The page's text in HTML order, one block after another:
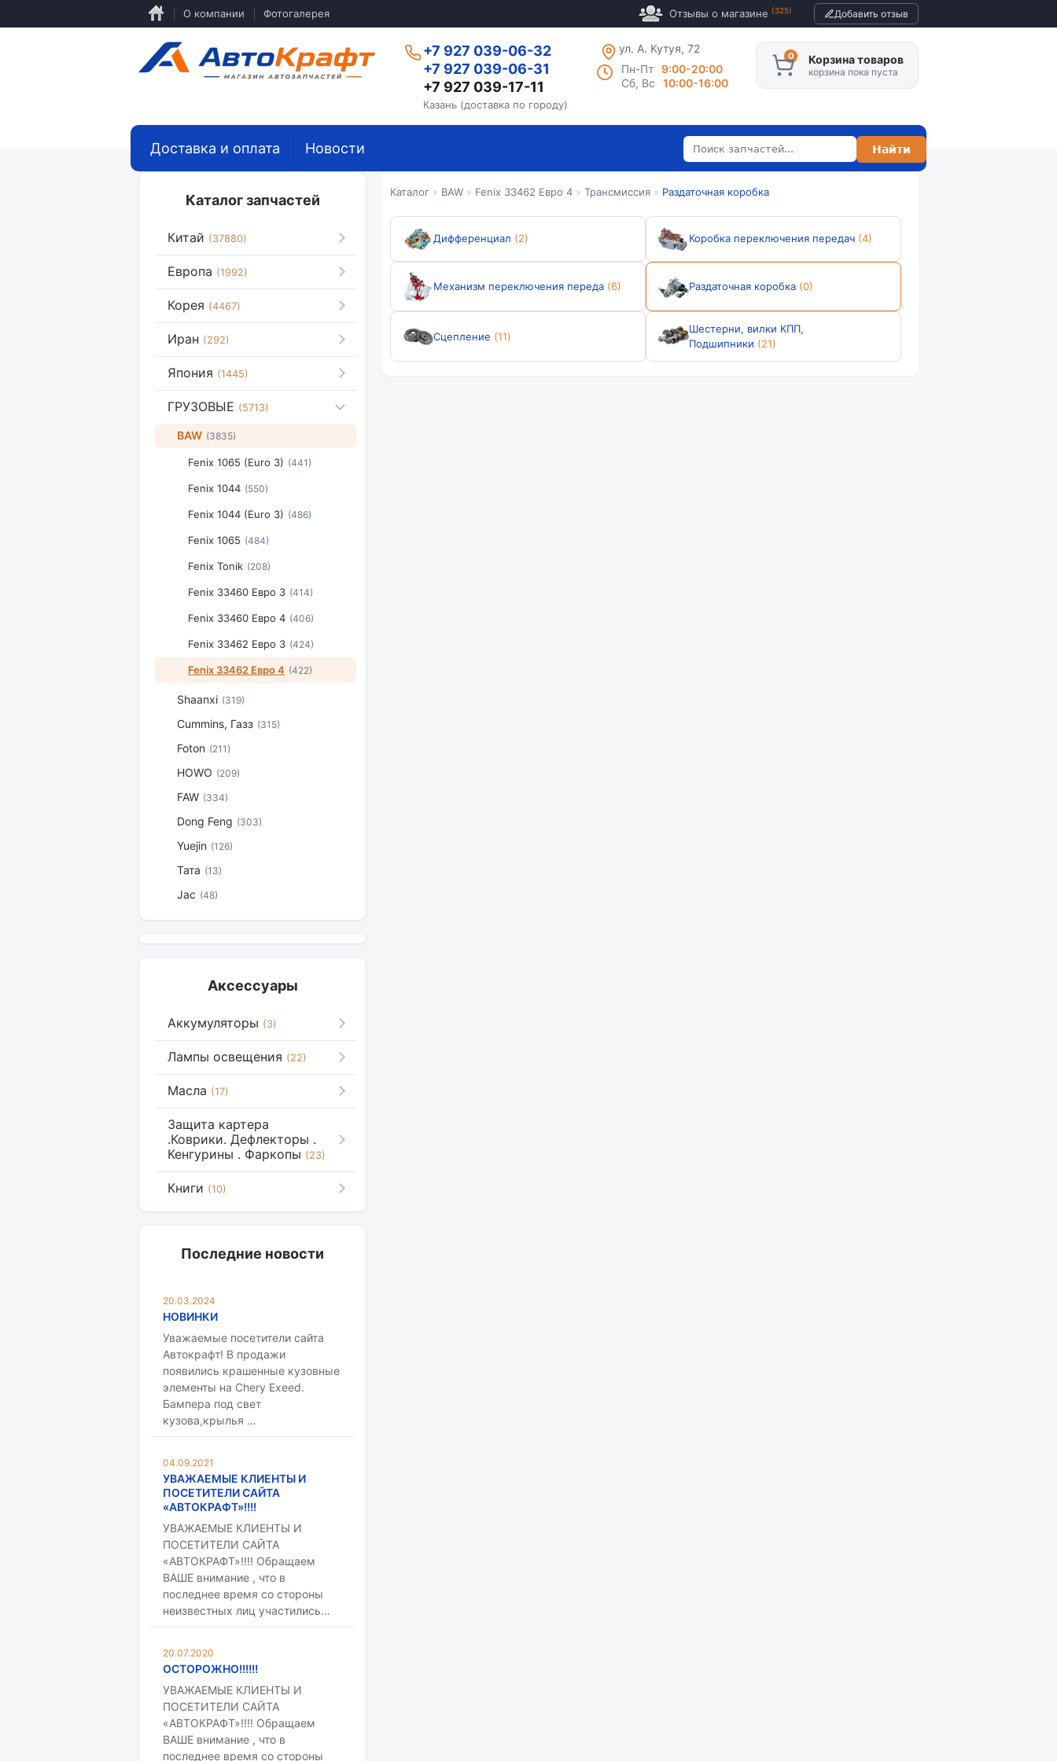
основному
О компании Фотогалерея Отзывы о магазине (325) Добавить отзыв
+7 927 039-06-32
+7 927 039-06-31
+7 927 039-17-11
Казань (доставка по городу)
ул. А. Кутуя, 72
Пн-Пт
9:00-20:00
Сб, Вс
10:00-16:00
Корзина товаров
корзина пока пуста
Каталог » BAW » Fenix 33462 Евро 4 » Трансмиссия » Раздаточная коробка
Дифференциал (2) Коробка переключения передач (4)
Механизм переключения переда (6) Раздаточная коробка (0)
Сцепление (11)
Шестерни, вилки КПП,
Подшипники (21)
Доставка и оплата Новости
Каталог запчастей
Китай (37880)
Европа (1992)
Корея (4467)
Иран (292)
Япония (1445)
ГРУЗОВЫЕ (5713)
BAW (3835)
Fenix 1065 (Euro 3) (441)
Fenix 1044 (550)
Fenix 1044 (Euro 3) (486)
Fenix 1065 (484)
Fenix Tonik (208)
Fenix 33460 Евро 3 (414)
Fenix 33460 Евро 4 (406)
Fenix 33462 Евро 3 (424)
Fenix 33462 Евро 4 (422)
Shaanxi (319)
Cummins, Газз (315)
Foton (211)
HOWO (209)
FAW (334)
Dong Feng (303)
Yuejin (126)
Тата (13)
Jac (48)
Аксессуары
Аккумуляторы (3)
Лампы освещения (22)
Масла (17)
Защита картера
.Коврики. Дефлекторы .
Кенгурины . Фаркопы (23)
Книги (10)
Последние новости
20.03.2024
НОВИНКИ
Уважаемые посетители сайта
Автокрафт! В продажи
появились крашенные кузовные
элементы на Chery Exeed.
Бампера под свет
кузова,крылья …
04.09.2021
УВАЖАЕМЫЕ КЛИЕНТЫ И
ПОСЕТИТЕЛИ САЙТА
«АВТОКРАФТ»!!!!
УВАЖАЕМЫЕ КЛИЕНТЫ И
ПОСЕТИТЕЛИ САЙТА
«АВТОКРАФТ»!!!! Обращаем
ВАШЕ внимание , что в
последнее время со стороны
неизвестных лиц участились…
20.07.2020
ОСТОРОЖНО!!!!!!
УВАЖАЕМЫЕ КЛИЕНТЫ И
ПОСЕТИТЕЛИ САЙТА
«АВТОКРАФТ»!!!! Обращаем
ВАШЕ внимание , что в
последнее время со стороны